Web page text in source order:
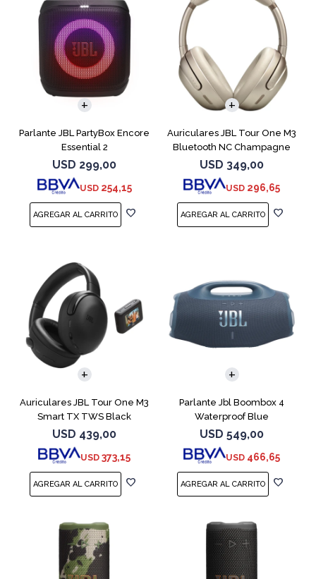
Parlante JBL PartyBox Encore
Essential 2
USD 299,00
USD 254,15
Auriculares JBL Tour One M3
Bluetooth NC Champagne
USD 349,00
USD 296,65
Auriculares JBL Tour One M3
Smart TX TWS Black
USD 439,00
USD 373,15
Parlante Jbl Boombox 4
Waterproof Blue
USD 549,00
USD 466,65